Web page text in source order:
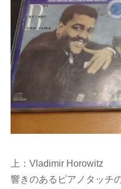
上：Vladimir Horowitz
響きのあるピアノタッチ